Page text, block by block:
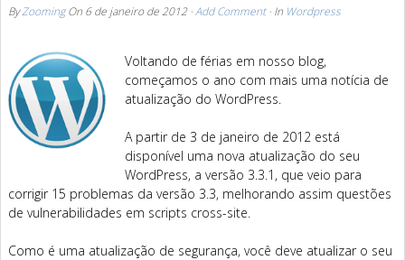
ByZoomingOn 6 de janeiro de 2012· Add Comment· In Wordpress
Voltando de férias em nosso blog,
começamos o ano com mais uma notícia de
atualização do WordPress.
A partir de 3 de janeiro de 2012 está
disponível uma nova atualização do seu
WordPress, a versão 3.3.1, que veio para
corrigir 15 problemas da versão 3.3, melhorando assim questões
de vulnerabilidades em scripts cross-site.
Como é uma atualização de segurança, você deve atualizar o seu